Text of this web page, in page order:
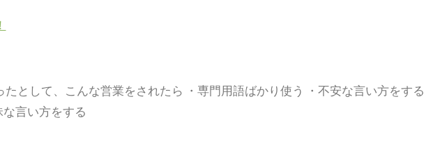
たとして、こんな営業をされたら ・ 専門用語ばかり使う ・ 不安な言い方をする
な言い方をする